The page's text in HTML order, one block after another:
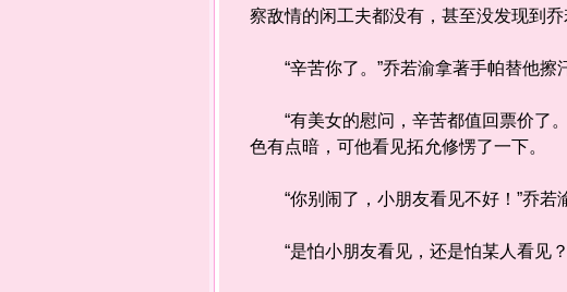
察敌情的闲工夫都没有，甚至没发现到乔
“辛苦你了。”乔若渝拿著手帕替他擦
“有美女的慰问，辛苦都值回票价了。
色有点暗，可他看见拓允修愣了一下。
“你别闹了，小朋友看见不好！”乔若
“是怕小朋友看见，还是怕某人看见？